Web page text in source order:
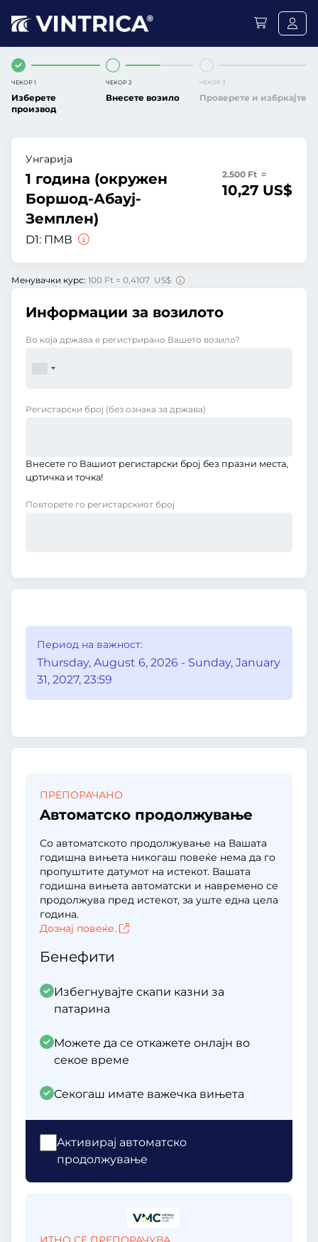
ЧЕКОР 1
Изберете
производ
ЧЕКОР 2
Внесете возило
ЧЕКОР 3
Проверете и избркајте
Унгарија
1 година (окружен
Боршод-Абауј-
Земплен)
D1: ПМВ
2.500 Ft =
10,27 US$
Менувачки курс: 100 Ft = 0,4107 US$
Информации за возилото
Во која држава е регистрирано Вашето возило?
Регистарски број (без ознака за држава)
Внесете го Вашиот регистарски број без празни места,
цртичка и точка!
Повторете го регистарскиот број
Период на важност:
Thursday, August 6, 2026 - Sunday, January
31, 2027, 23:59
ПРЕПОРАЧАНО
Aвтоматско продолжување
Со автоматското продолжување на Вашата
годишна вињета никогаш повеќе нема да го
пропуштите датумот на истекот. Вашата
годишна вињета автоматски и навремено се
продолжува пред истекот, за уште една цела
година.
Дознај повеќе.
Бенефити
Избегнувајте скапи казни за
патарина
Можете да се откажете онлајн во
секое време
Секогаш имате важечка вињета
Aктивирај автоматско
продолжување